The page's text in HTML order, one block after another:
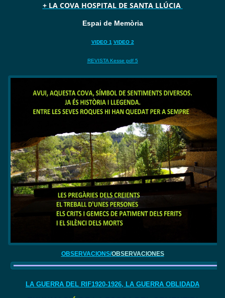
+ LA COVA HOSPITAL DE SANTA LLÚCIA
Espai de Memòria
VIDEO 1 VIDEO 2
REVISTA Kesse pdf 5
OBSERVACIONS/OBSERVACIONES
LA GUERRA DEL RIF1920-1926, LA GUERRA OBLIDADA